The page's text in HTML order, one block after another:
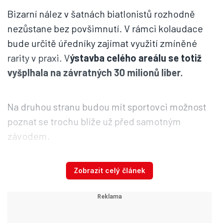
Bizarní nález v šatnách biatlonistů rozhodně
nezůstane bez povšimnutí. V rámci kolaudace
bude určitě úředníky zajímat využití zmíněné
rarity v praxi. Výstavba celého areálu se totiž
vyšplhala na závratných 30 milionů liber.
Na druhou stranu budou mít sportovci možnost
poznat se trochu blíže už před samotným
závodem.
SOUVISEJÍCÍ ČLÁNKY
Obavy v Soči: Pátrání po Černé vdově a děsivé hrozby
Zobrazit celý článek